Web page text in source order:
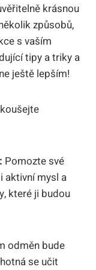
krásnou
způsobů,
s vaším
tipy a triky a
ještě lepším!
Pomozte své
aktivní mysl a
které ji budou
odměn bude
se učit